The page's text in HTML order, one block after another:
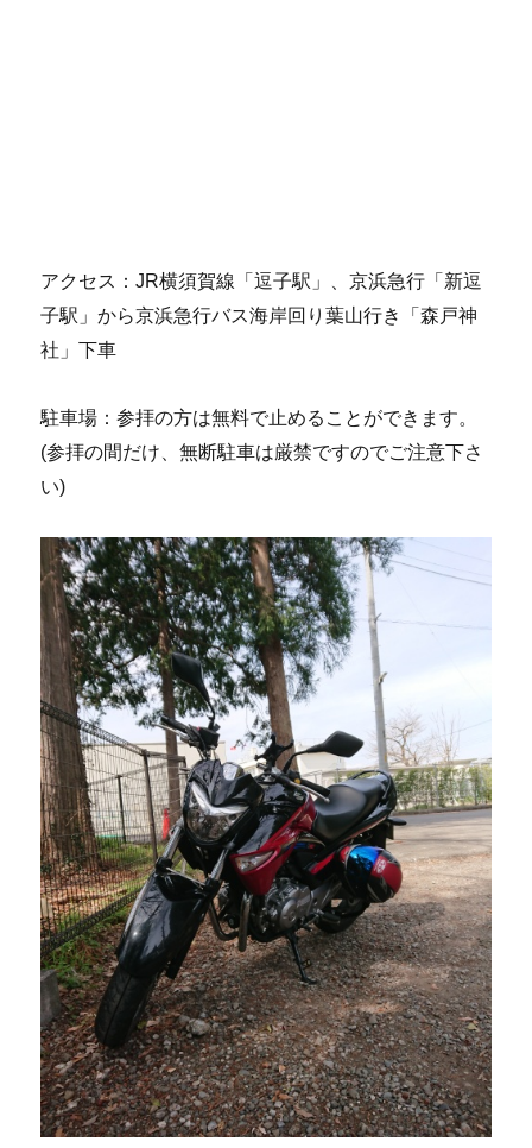
アクセス：JR横須賀線「逗子駅」、京浜急行「新逗
子駅」から京浜急行バス海岸回り葉山行き「森戸神
社」下車
駐車場：参拝の方は無料で止めることができます。
(参拝の間だけ、無断駐車は厳禁ですのでご注意下さ
い)